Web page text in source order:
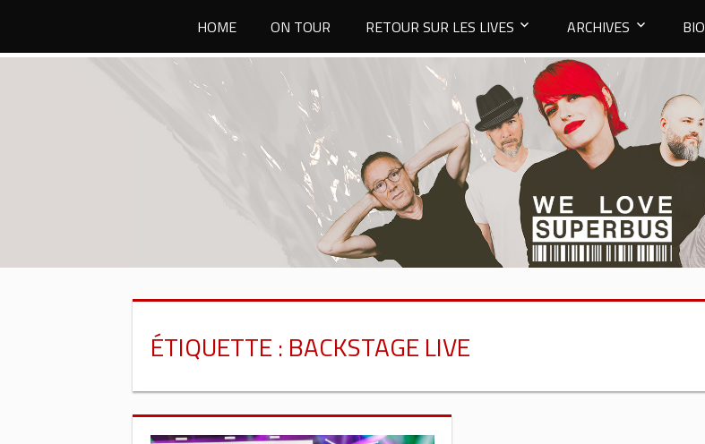
contenu
HOME ON TOUR RETOUR SUR LES LIVES ARCHIVES BIO
ÉTIQUETTE : BACKSTAGE LIVE